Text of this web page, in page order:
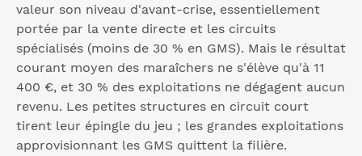
valeur son niveau d'avant-crise, essentiellement
portée par la vente directe et les circuits
spécialisés (moins de 30 % en GMS). Mais le résultat
courant moyen des maraîchers ne s'élève qu'à 11
400 €, et 30 % des exploitations ne dégagent aucun
revenu. Les petites structures en circuit court
tirent leur épingle du jeu ; les grandes exploitations
approvisionnant les GMS quittent la filière.